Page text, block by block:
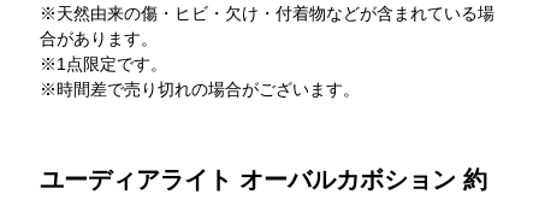
※天然由来の傷・ヒビ・欠け・付着物などが含まれている場
合があります。
※1点限定です。
※時間差で売り切れの場合がございます。
ユーディアライト オーバルカボション 約